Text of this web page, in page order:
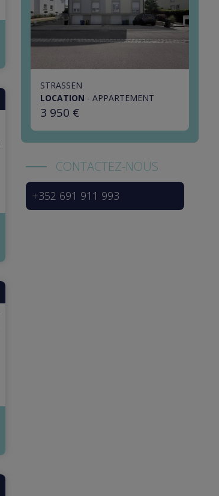
STRASSEN
LOCATION - APPARTEMENT
3 950 €
CONTACTEZ-NOUS
+352 691 911 993